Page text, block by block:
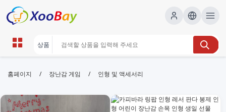
인형 및 액세서리 | XOOBAY B2B/B2C
인형, 액세서리, 피규어, 수집, 의상, 소품, wholesale 인
홈페이지 / 장난감 게임 / 인형 및 액세서리